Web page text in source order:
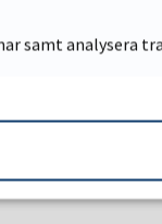
samt analysera